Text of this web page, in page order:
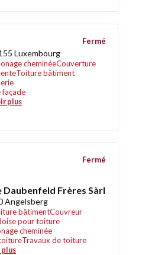
Luxembourg
cheminéeCouverture
Toiture bâtiment
façade
plus
Fermé
Frères Sàrl
Angelsberg
bâtimentCouvreur
pour toiture
cheminée
Travaux de toiture
Fermé